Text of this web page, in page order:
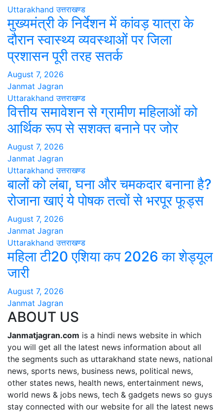
Uttarakhand उत्तराखण्ड
मुख्यमंत्री के निर्देशन में कांवड़ यात्रा के
दौरान स्वास्थ्य व्यवस्थाओं पर जिला
प्रशासन पूरी तरह सतर्क
August 7, 2026
Janmat Jagran
Uttarakhand उत्तराखण्ड
वित्तीय समावेशन से ग्रामीण महिलाओं को
आर्थिक रूप से सशक्त बनाने पर जोर
August 7, 2026
Janmat Jagran
Uttarakhand उत्तराखण्ड
बालों को लंबा, घना और चमकदार बनाना है?
रोजाना खाएं ये पोषक तत्वों से भरपूर फूड्स
August 7, 2026
Janmat Jagran
Uttarakhand उत्तराखण्ड
महिला टी20 एशिया कप 2026 का शेड्यूल
जारी
August 7, 2026
Janmat Jagran
ABOUT US
Janmatjagran.com is a hindi news website in which
you will get all the latest news information about all
the segments such as uttarakhand state news, national
news, sports news, business news, political news,
other states news, health news, entertainment news,
world news & jobs news, tech & gadgets news so guys
stay connected with our website for all the latest news